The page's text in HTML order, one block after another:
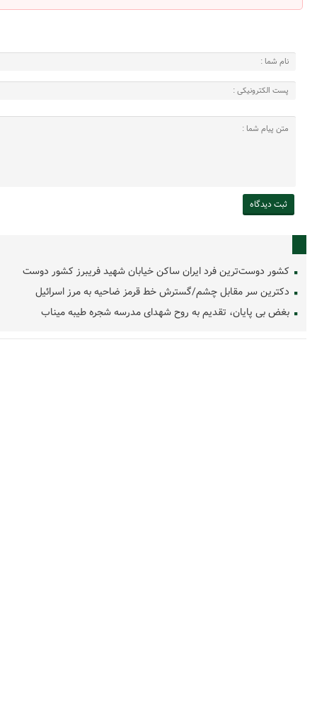
کشور دوست‌ترین فرد ایران ساکن خیابان شهید فریبرز کشور دوست
دکترین سر مقابل چشم/گسترش خط قرمز ضاحیه به مرز اسرائیل
بغض بی پایان، تقدیم به روح شهدای مدرسه شجره طیبه میناب